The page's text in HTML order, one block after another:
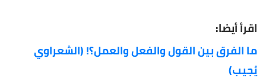
اقرأ أيضا:
ما الفرق بين القول والفعل والعمل؟! (الشعراوي
يُجيب)